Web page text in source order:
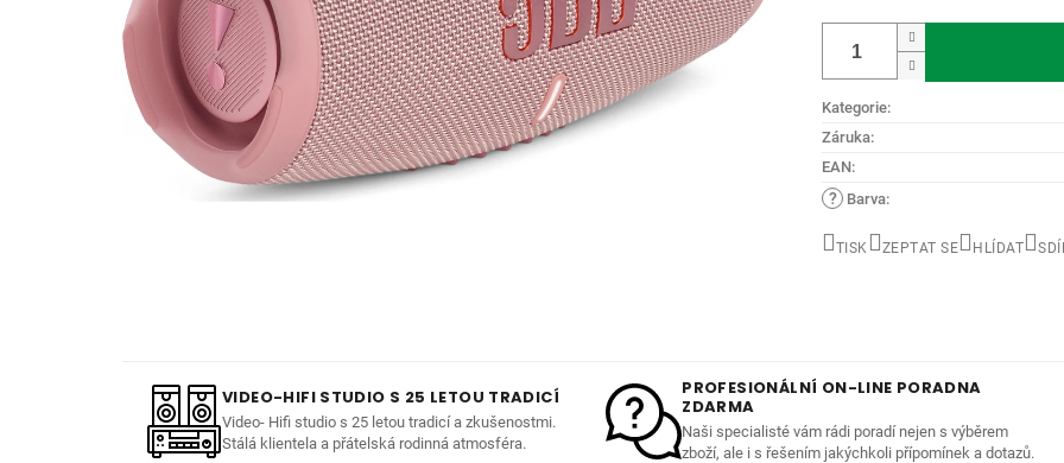
cena:
Kategorie:
Záruka:
EAN:
? Barva:
TISK ZEPTAT SE HLÍDAT
VIDEO-HIFI STUDIO S 25 LETOU TRADICÍ
Video- Hifi studio s 25 letou tradicí a zkušenostmi.
Stálá klientela a přátelská rodinná atmosféra.
PROFESIONÁLNÍ ON-LINE PORADNA
ZDARMA
Naši specialisté vám rádi poradí nejen s výběrem
zboží, ale i s řešením jakýchkoli přípomínek a dotazů.